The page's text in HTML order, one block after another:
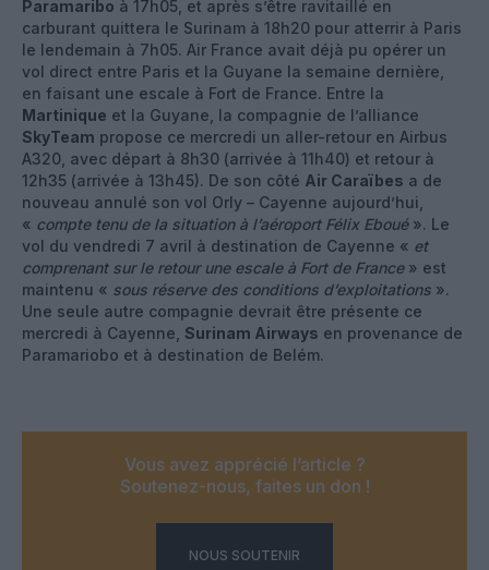
Paramaribo à 17h05, et après s’être ravitaillé en
carburant quittera le Surinam à 18h20 pour atterrir à Paris
le lendemain à 7h05. Air France avait déjà pu opérer un
vol direct entre Paris et la Guyane la semaine dernière,
en faisant une escale à Fort de France. Entre la
Martinique et la Guyane, la compagnie de l’alliance
SkyTeam propose ce mercredi un aller-retour en Airbus
A320, avec départ à 8h30 (arrivée à 11h40) et retour à
12h35 (arrivée à 13h45). De son côté Air Caraïbes a de
nouveau annulé son vol Orly – Cayenne aujourd’hui,
« compte tenu de la situation à l’aéroport Félix Eboué». Le
vol du vendredi 7 avril à destination de Cayenne « et
comprenant sur le retour une escale à Fort de France» est
maintenu « sous réserve des conditions d’exploitations ».
Une seule autre compagnie devrait être présente ce
mercredi à Cayenne, Surinam Airways en provenance de
Paramariobo et à destination de Belém.
Vous avez apprécié l’article ?
Soutenez-nous, faites un don !
NOUS SOUTENIR